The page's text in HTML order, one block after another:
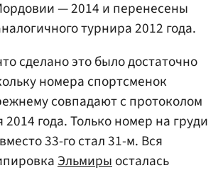
— 2014 и перенесены
турнира 2012 года.
сделано это было достаточно
номера спортсменок
совпадают с протоколом
года. Только номер на груди
33-го стал 31-м. Вся
Эльмирыосталась